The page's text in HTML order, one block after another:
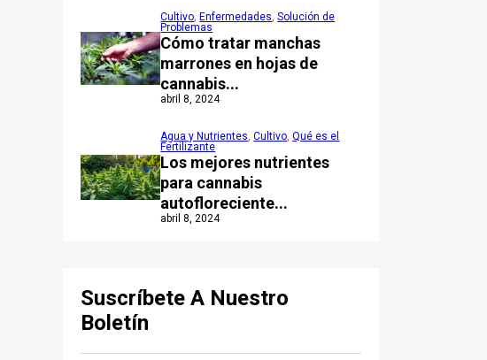
Cómo tratar manchas
marrones en hojas de
cannabis...
Cultivo, Enfermedades,Solución de
Problemas
abril 8, 2024
Los mejores nutrientes
para cannabis
autofloreciente...
Agua y Nutrientes,Cultivo,Qué es el
Fertilizante
abril 8, 2024
Suscríbete A Nuestro
Boletín